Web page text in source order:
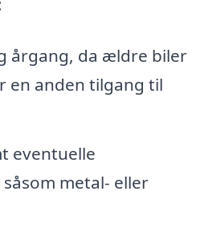
årgang, da ældre biler
en anden tilgang til
eventuelle
metal- eller